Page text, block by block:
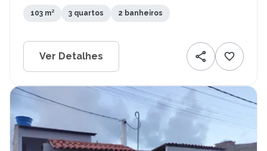
103 m² 3 quartos 2 banheiros
Ver Detalhes